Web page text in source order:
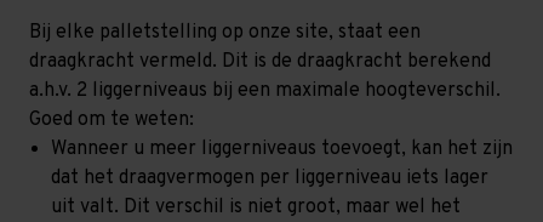
Bij elke palletstelling op onze site, staat een
draagkracht vermeld. Dit is de draagkracht berekend
a.h.v. 2 liggerniveaus bij een maximale hoogteverschil.
Goed om te weten:
Wanneer u meer liggerniveaus toevoegt, kan het zijn
dat het draagvermogen per liggerniveau iets lager
uit valt. Dit verschil is niet groot, maar wel het